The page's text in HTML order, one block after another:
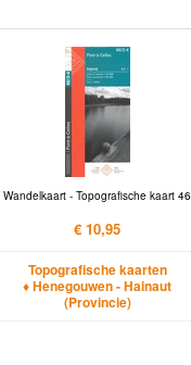
Wandelkaart - Topografische kaart 46
€ 10,95
Topografische kaarten
♦ Henegouwen - Hainaut
(Provincie)